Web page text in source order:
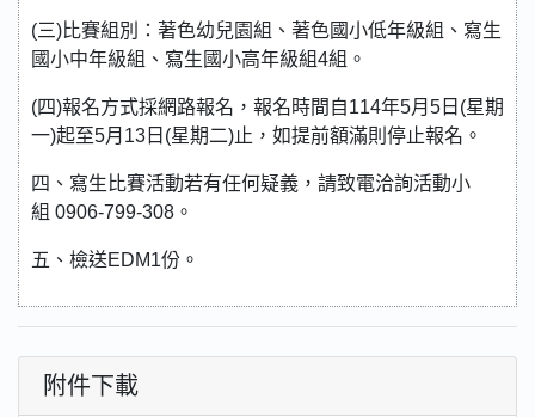
(三)比賽組別：著色幼兒園組、著色國小低年級組、寫生
國小中年級組、寫生國小高年級組4組。
(四)報名方式採網路報名，報名時間自114年5月5日(星期
一)起至5月13日(星期二)止，如提前額滿則停止報名。
四、寫生比賽活動若有任何疑義，請致電洽詢活動小
組 0906-799-308。
五、檢送EDM1份。
附件下載